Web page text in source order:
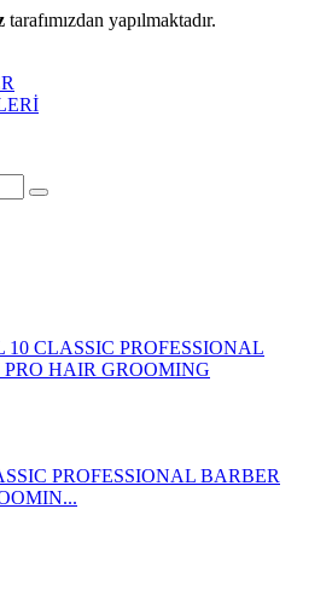
tarafımızdan yapılmaktadır.
PROFESSIONAL BARBER